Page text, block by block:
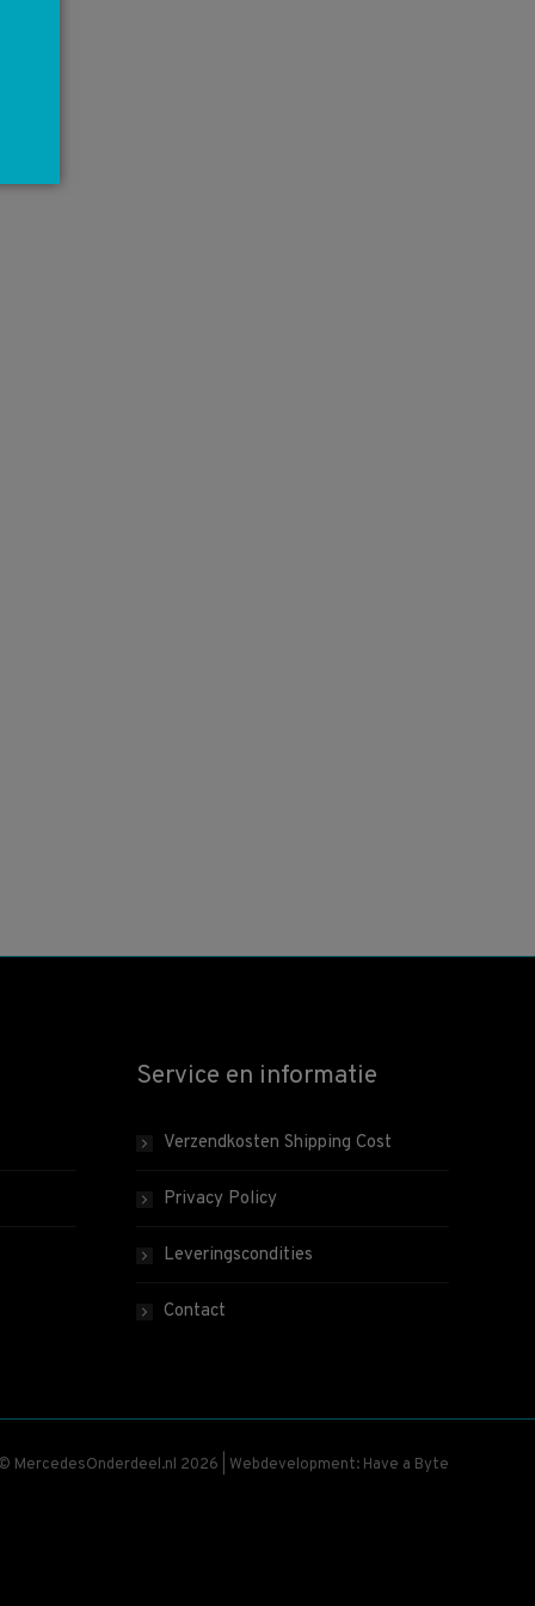
Service en informatie
Verzendkosten Shipping Cost
Privacy Policy
Leveringscondities
Contact
MercedesOnderdeel.nl 2026 | Webdevelopment: Have a Byte